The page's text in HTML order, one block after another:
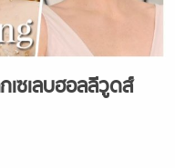
เซเลบฮอลลีวูดส์